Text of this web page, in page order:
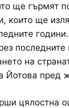
ще гърмят
които ще
на
Йотова пред
цялостна